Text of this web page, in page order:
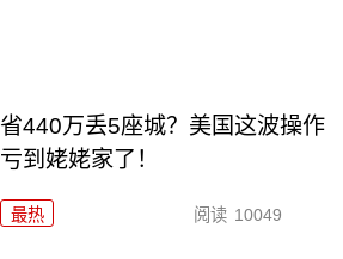
省440万丢5座城？美国这波操作
亏到姥姥家了！
最热 阅读 10049